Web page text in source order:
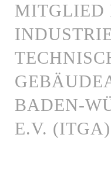
MITGLIED
BADEN-
E.V.